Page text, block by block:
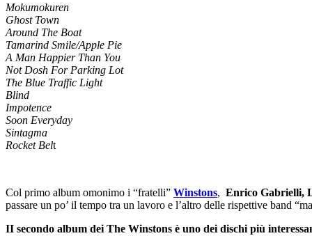
Mokumokuren
Ghost Town
Around The Boat
Tamarind Smile/Apple Pie
A Man Happier Than You
Not Dosh For Parking Lot
The Blue Traffic Light
Blind
Impotence
Soon Everyday
Sintagma
Rocket Belt
Col primo album omonimo i “fratelli” Winstons, Enrico Gabrielli,
passare un po’ il tempo tra un lavoro e l’altro delle rispettive band
II secondo album dei The Winstons è uno dei dischi più